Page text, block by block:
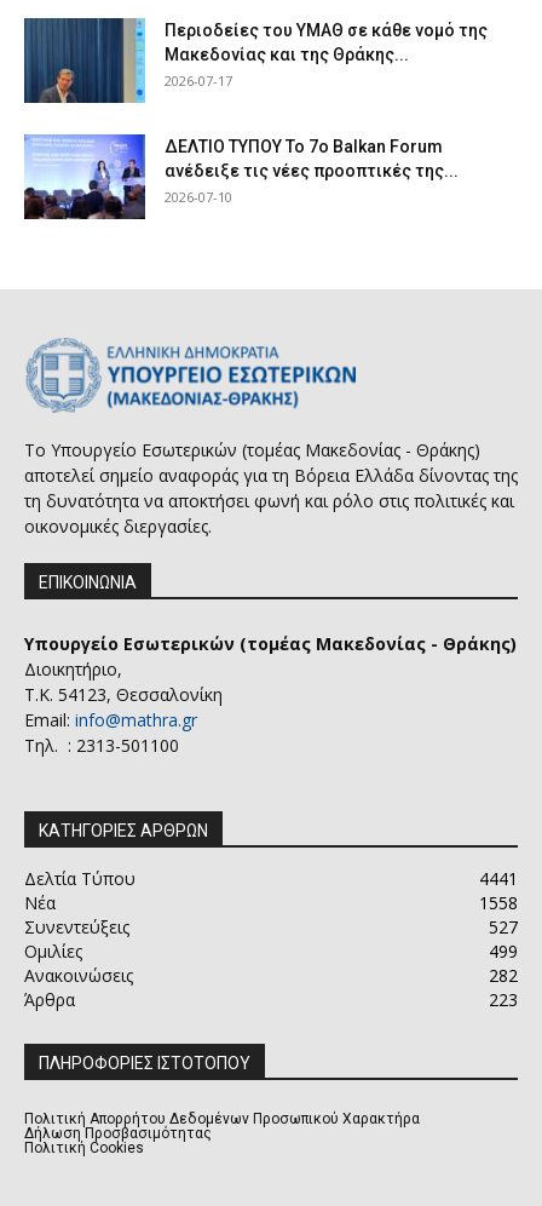
Περιοδείες του ΥΜΑΘ σε κάθε νομό της
Μακεδονίας και της Θράκης...
2026-07-17
ΔΕΛΤΙΟ ΤΥΠΟΥ Το 7ο Balkan Forum
ανέδειξε τις νέες προοπτικές της...
2026-07-10
Το Υπουργείο Εσωτερικών (τομέας Μακεδονίας - Θράκης)
αποτελεί σημείο αναφοράς για τη Βόρεια Ελλάδα δίνοντας της
τη δυνατότητα να αποκτήσει φωνή και ρόλο στις πολιτικές και
οικονομικές διεργασίες.
ΕΠΙΚΟΙΝΩΝΙΑ
Υπουργείο Εσωτερικών (τομέας Μακεδονίας - Θράκης)
Διοικητήριο,
Τ.Κ. 54123, Θεσσαλονίκη
Email: info@mathra.gr
Τηλ. : 2313-501100
ΚΑΤΗΓΟΡΙΕΣ ΑΡΘΡΩΝ
Δελτία Τύπου
4441
Νέα
1558
Συνεντεύξεις
527
Ομιλίες
499
Ανακοινώσεις
282
Άρθρα
223
ΠΛΗΡΟΦΟΡΙΕΣ ΙΣΤΟΤΟΠΟΥ
Πολιτική Απορρήτου Δεδομένων Προσωπικού Χαρακτήρα
Δήλωση Προσβασιμότητας
Πολιτική Cookies